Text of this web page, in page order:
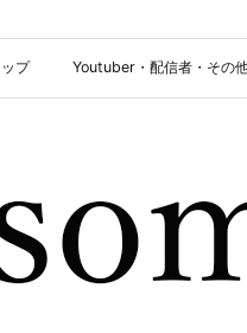
プ Youtuber・配信者・その